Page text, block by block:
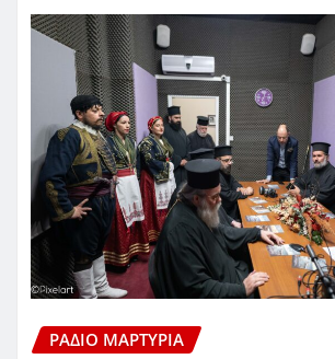
ΡΆΔΙΟ ΜΑΡΤΥΡΊΑ